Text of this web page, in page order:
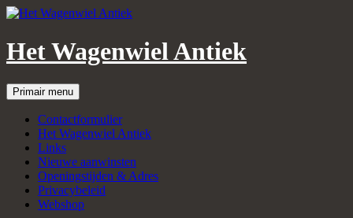
Het Wagenwiel Antiek
Zoeken
Primair menu
naar
inhoud
Contactformulier
Het Wagenwiel Antiek
Links
Nieuwe aanwinsten
Openingstijden & Adres
Privacybeleid
Webshop